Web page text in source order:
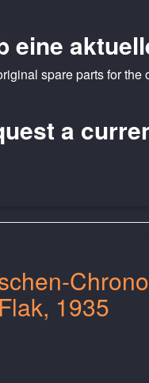
eine
spare parts for
a
1935